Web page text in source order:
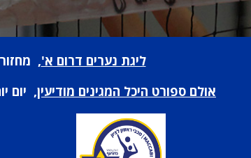
ליגת נערים דרום א', מחזור 1, עונת 25/26
אולם ספורט היכל המגינים מודיעין, יום יום